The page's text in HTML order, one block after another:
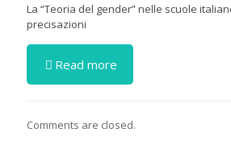
La “Teoria del gender” nelle scuole
precisazioni
Read more
Comments are closed.